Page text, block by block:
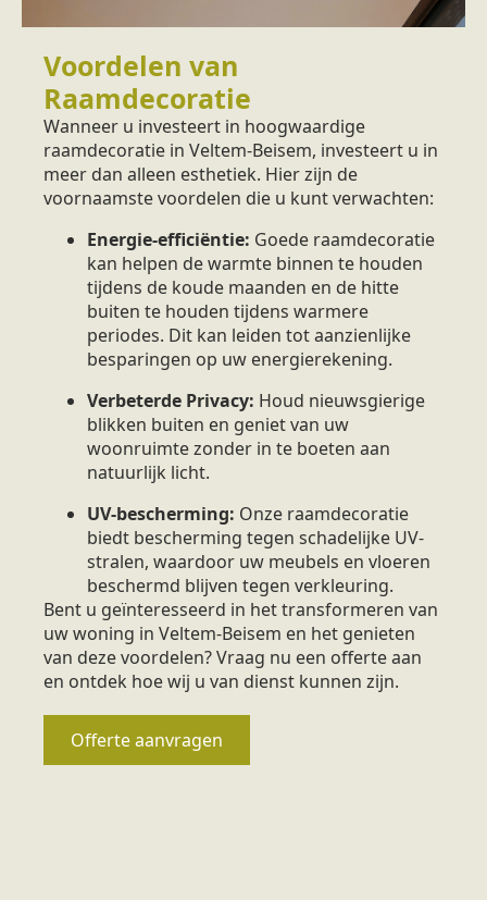
Voordelen van
Raamdecoratie
Wanneer u investeert in hoogwaardige
raamdecoratie in Veltem-Beisem, investeert u in
meer dan alleen esthetiek. Hier zijn de
voornaamste voordelen die u kunt verwachten:
Energie-efficiëntie: Goede raamdecoratie
kan helpen de warmte binnen te houden
tijdens de koude maanden en de hitte
buiten te houden tijdens warmere
periodes. Dit kan leiden tot aanzienlijke
besparingen op uw energierekening.
Verbeterde Privacy: Houd nieuwsgierige
blikken buiten en geniet van uw
woonruimte zonder in te boeten aan
natuurlijk licht.
UV-bescherming: Onze raamdecoratie
biedt bescherming tegen schadelijke UV-
stralen, waardoor uw meubels en vloeren
beschermd blijven tegen verkleuring.
Bent u geïnteresseerd in het transformeren van
uw woning in Veltem-Beisem en het genieten
van deze voordelen? Vraag nu een offerte aan
en ontdek hoe wij u van dienst kunnen zijn.
Offerte aanvragen